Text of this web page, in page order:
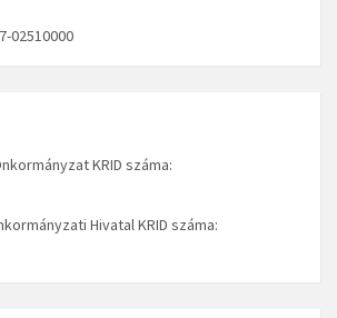
02510000
KRID száma:
Hivatal KRID száma: